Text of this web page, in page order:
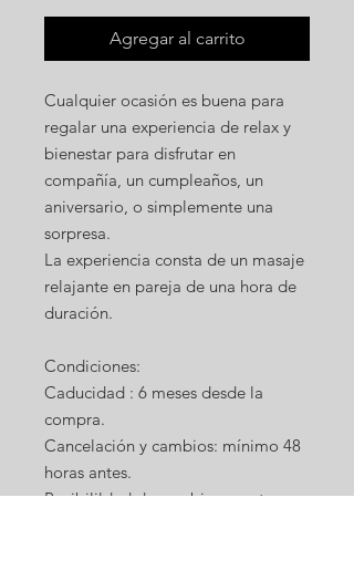
Agregar al carrito
Cualquier ocasión es buena para
regalar una experiencia de relax y
bienestar para disfrutar en
compañía, un cumpleaños, un
aniversario, o simplemente una
sorpresa.
La experiencia consta de un masaje
relajante en pareja de una hora de
duración.
Condiciones:
Caducidad : 6 meses desde la
compra.
Cancelación y cambios: mínimo 48
horas antes.
Posibilildad de cambio por otro